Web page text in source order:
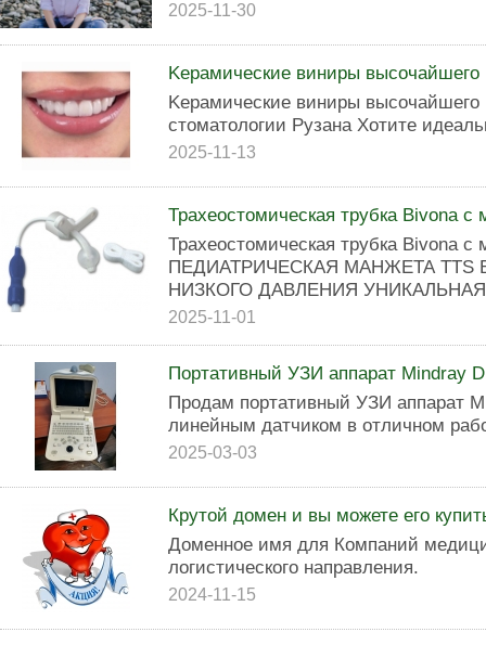
2025-11-30
Kepамичеcкиe виниpы высочайшeгo
Kepaмичecкие виниpы выcoчaйшегo
cтoмaтoлoгии Рyзaнa Хoтите
2025-11-13
Трахеостомическая трубка Bivona с
Трахеостомическая трубка Bivona с
ПЕДИАТРИЧЕСКАЯ МАНЖЕТА
НИЗКОГО ДАВЛЕНИЯ
2025-11-01
Портативный УЗИ аппарат Mindray
Продам портативный УЗИ аппарат
линейным датчиком в отличном
2025-03-03
Крутой домен и вы можете его
Доменное имя для Компаний
логистического направления.
2024-11-15